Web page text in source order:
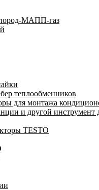
МАПП-газ
теплообменников
для монтажа
и другой инструмент
TESTO